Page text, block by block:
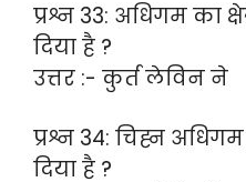
प्रश्न 33: अधिगम का
दिया है ?
उत्तर :- कुर्त लेविन ने
प्रश्न 34: चिह्न
दिया है ?